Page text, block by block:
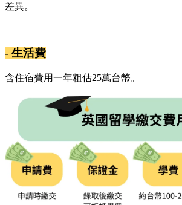
差異。
- 生活費
含住宿費用一年粗估25萬台幣。